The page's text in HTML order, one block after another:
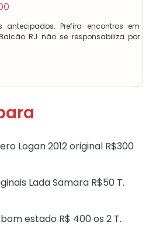
Prefira encontros em
RJ não se responsabiliza por
Logan 2012 original R$300
Lada Samara R$50 T.
estado R$ 400 os 2 T.